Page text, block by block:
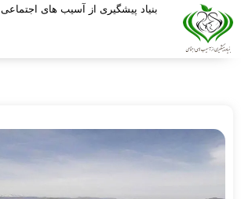
بنیاد پیشگیری از آسیب های اجتماعی